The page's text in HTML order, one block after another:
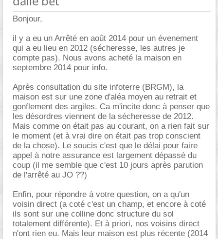
Bonjour,
il y a eu un Arrêté en août 2014 pour un évenement
qui a eu lieu en 2012 (sécheresse, les autres je
compte pas). Nous avons acheté la maison en
septembre 2014 pour info.
Après consultation du site infoterre (BRGM), la
maison est sur une zone d'aléa moyen au retrait et
gonflement des argiles. Ca m'incite donc à penser que
les désordres viennent de la sécheresse de 2012.
Mais comme on était pas au courant, on a rien fait sur
le moment (et à vrai dire on était pas trop conscient
de la chose). Le soucis c'est que le délai pour faire
appel à notre assurance est largement dépassé du
coup (il me semble que c'est 10 jours après parution
de l'arrêté au JO ??)
Enfin, pour répondre à votre question, on a qu'un
voisin direct (a coté c'est un champ, et encore à coté
ils sont sur une colline donc structure du sol
totalement différente). Et à priori, nos voisins direct
n'ont rien eu. Mais leur maison est plus récente (2014